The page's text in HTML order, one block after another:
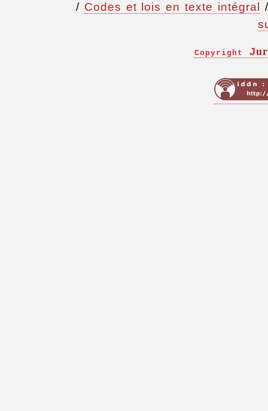
/ Codes et lois en texte intégral
Copyright J